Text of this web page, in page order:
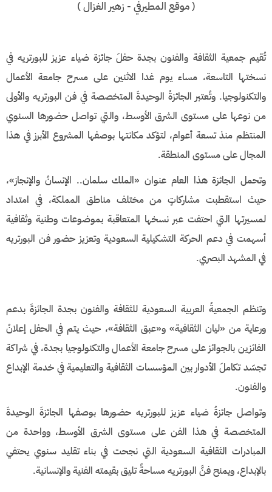
(موقع المطيرفي - زهير الغزال)
​تُقيم جمعية الثقافة والفنون بجدة حفلَ جائزة ضياء عزيز للبورتريه في
نسختها التاسعة، مساء يوم غدا الاثنين على مسرح جامعة الأعمال
والتكنولوجيا. وتُعتبر الجائزةُ الوحيدةَ المتخصصة في فن البورتريه والأولى
من نوعها على مستوى الشرق الأوسط، والتي تواصل حضورها السنوي
المنتظم منذ تسعة أعوام، لتؤكد مكانتها بوصفها المشروع الأبرز في هذا
المجال على مستوى المنطقة.
​وتحمل الجائزة هذا العام عنوان «الملك سلمان.. الإنسانُ والإنجاز»،
حيث استقطبت مشاركاتٍ من مختلف مناطق المملكة، في امتداد
لمسيرتها التي احتفت عبر نسخها المتعاقبة بموضوعات وطنية وثقافية
أسهمت في دعم الحركة التشكيلية السعودية وتعزيز حضور فن البورتريه
في المشهد البصري.
​وتنظم الجمعيةُ العربية السعودية للثقافة والفنون بجدة الجائزةَ بدعم
ورعاية من «ليان الثقافية» و«عبق الثقافة»، حيث يتم في الحفل إعلانُ
الفائزين بالجوائز على مسرح جامعة الأعمال والتكنولوجيا بجدة، في شراكة
تجسّد تكاملَ الأدوار بين المؤسسات الثقافية والتعليمية في خدمة الإبداع
والفنون.
​وتواصل جائزةُ ضياء عزيز للبورتريه حضورها بوصفها الجائزةَ الوحيدةَ
المتخصصة في هذا الفن على مستوى الشرق الأوسط، وواحدة من
المبادرات الثقافية السعودية التي نجحت في بناء تقليد سنوي يحتفي
بالإبداع، ويمنح فنَّ البورتريه مساحةً تليق بقيمته الفنية والإنسانية.